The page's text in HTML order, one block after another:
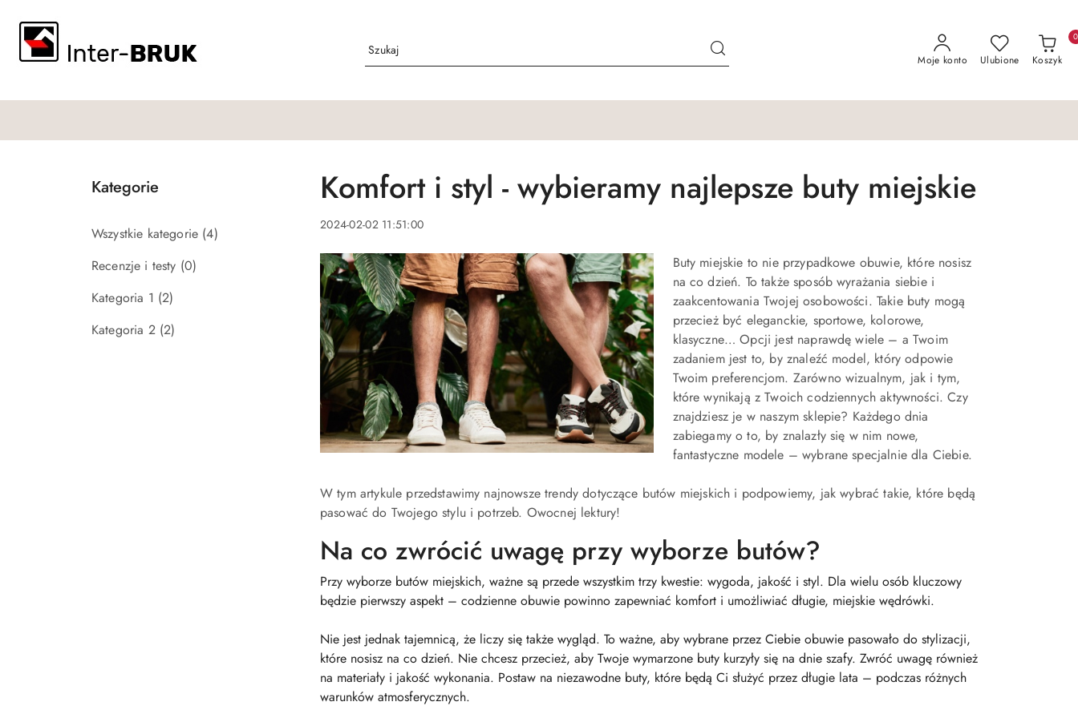
Przejdź do treści głównej
Przejdź do wyszukiwarki
Przejdź do moje konto
Przejdź do menu głównego
Przejdź do stopki
Moje konto Ulubione Koszyk
0
Kategorie
Wszystkie kategorie (4)
Recenzje i testy (0)
Kategoria 1 (2)
Kategoria 2 (2)
Komfort i styl - wybieramy najlepsze buty miejskie
2024-02-02 11:51:00
Buty miejskie to nie przypadkowe obuwie, które nosisz
na co dzień. To także sposób wyrażania siebie i
zaakcentowania Twojej osobowości. Takie buty mogą
przecież być eleganckie, sportowe, kolorowe,
klasyczne… Opcji jest naprawdę wiele – a Twoim
zadaniem jest to, by znaleźć model, który odpowie
Twoim preferencjom. Zarówno wizualnym, jak i tym,
które wynikają z Twoich codziennych aktywności. Czy
znajdziesz je w naszym sklepie? Każdego dnia
zabiegamy o to, by znalazły się w nim nowe,
fantastyczne modele – wybrane specjalnie dla Ciebie.
W tym artykule przedstawimy najnowsze trendy dotyczące butów miejskich i podpowiemy, jak wybrać takie, które będą
pasować do Twojego stylu i potrzeb. Owocnej lektury!
Na co zwrócić uwagę przy wyborze butów?
Przy wyborze butów miejskich, ważne są przede wszystkim trzy kwestie: wygoda, jakość i styl. Dla wielu osób kluczowy
będzie pierwszy aspekt – codzienne obuwie powinno zapewniać komfort i umożliwiać długie, miejskie wędrówki.
Nie jest jednak tajemnicą, że liczy się także wygląd. To ważne, aby wybrane przez Ciebie obuwie pasowało do stylizacji,
które nosisz na co dzień. Nie chcesz przecież, aby Twoje wymarzone buty kurzyły się na dnie szafy. Zwróć uwagę również
na materiały i jakość wykonania. Postaw na niezawodne buty, które będą Ci służyć przez długie lata – podczas różnych
warunków atmosferycznych.